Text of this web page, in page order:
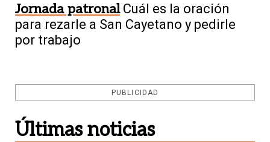
Jornada patronal Cuál es la oración
para rezarle a San Cayetano y pedirle
por trabajo
PUBLICIDAD
Últimas noticias